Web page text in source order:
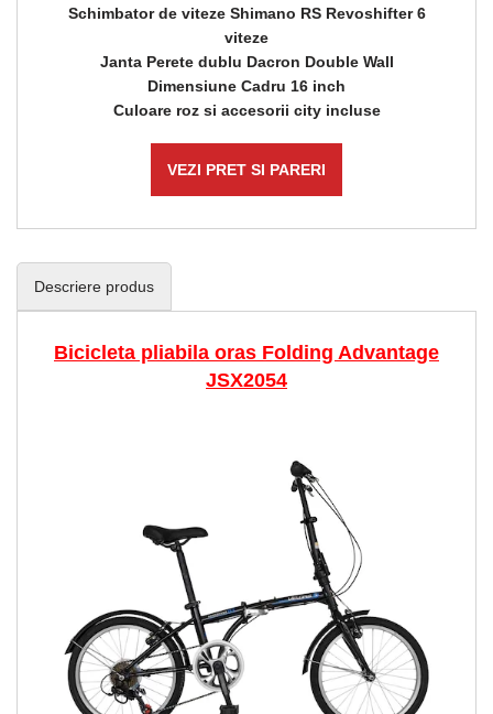
Schimbator de viteze Shimano RS Revoshifter 6
viteze
Janta Perete dublu Dacron Double Wall
Dimensiune Cadru 16 inch
Culoare roz si accesorii city incluse
VEZI PRET SI PARERI
Descriere produs
Bicicleta pliabila oras Folding Advantage
JSX2054